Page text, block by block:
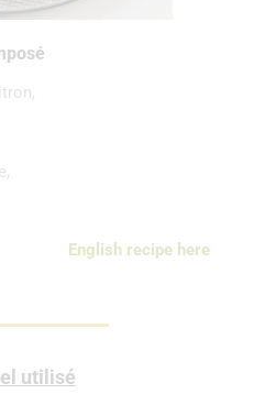
English recipe here
utilisé